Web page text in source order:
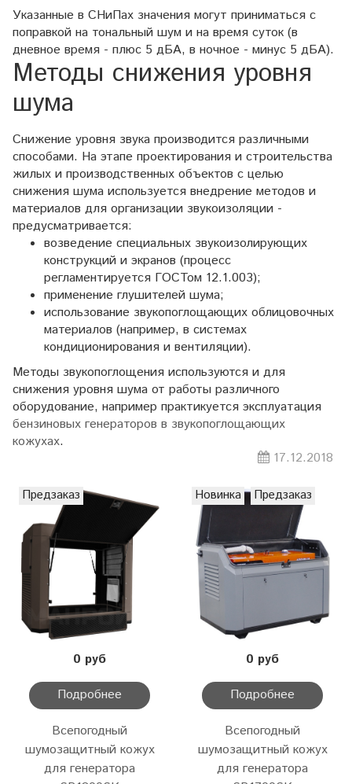
Указанные в СНиПах значения могут приниматься с
поправкой на тональный шум и на время суток (в
дневное время - плюс 5 дБА, в ночное - минус 5 дБА).
Методы снижения уровня
шума
Снижение уровня звука производится различными
способами. На этапе проектирования и строительства
жилых и производственных объектов с целью
снижения шума используется внедрение методов и
материалов для организации звукоизоляции -
предусматривается:
возведение специальных звукоизолирующих
конструкций и экранов (процесс
регламентируется ГОСТом 12.1.003);
применение глушителей шума;
использование звукопоглощающих облицовочных
материалов (например, в системах
кондиционирования и вентиляции).
Методы звукопоглощения используются и для
снижения уровня шума от работы различного
оборудование, например практикуется эксплуатация
бензиновых генераторов в звукопоглощающих
кожухах.
17.12.2018
Предзаказ
0 руб
Подробнее
Всепогодный
шумозащитный кожух
для генератора
Новинка Предзаказ
0 руб
Подробнее
Всепогодный
шумозащитный кожух
для генератора